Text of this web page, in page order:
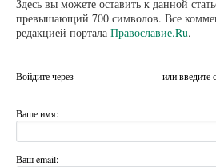
Здесь вы можете оставить к данной
превышающий 700 символов. Все
редакцией портала Православие.Ru.
Войдите через или введите
Ваше имя:
Ваш email: